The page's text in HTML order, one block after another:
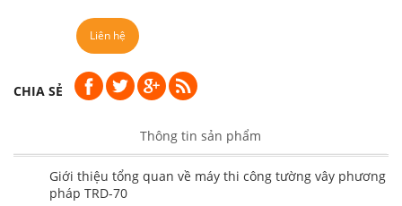
Liên hệ
CHIA SẺ
Thông tin sản phẩm
Giới thiệu tổng quan về máy thi công tường vây phương
pháp TRD-70